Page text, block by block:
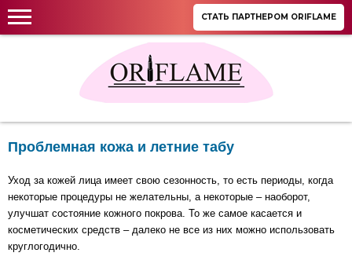
СТАТЬ ПАРТНЕРОМ ORIFLAME
Проблемная кожа и летние табу
Уход за кожей лица имеет свою сезонность, то есть периоды, когда
некоторые процедуры не желательны, а некоторые – наоборот,
улучшат состояние кожного покрова. То же самое касается и
косметических средств – далеко не все из них можно использовать
круглогодично.